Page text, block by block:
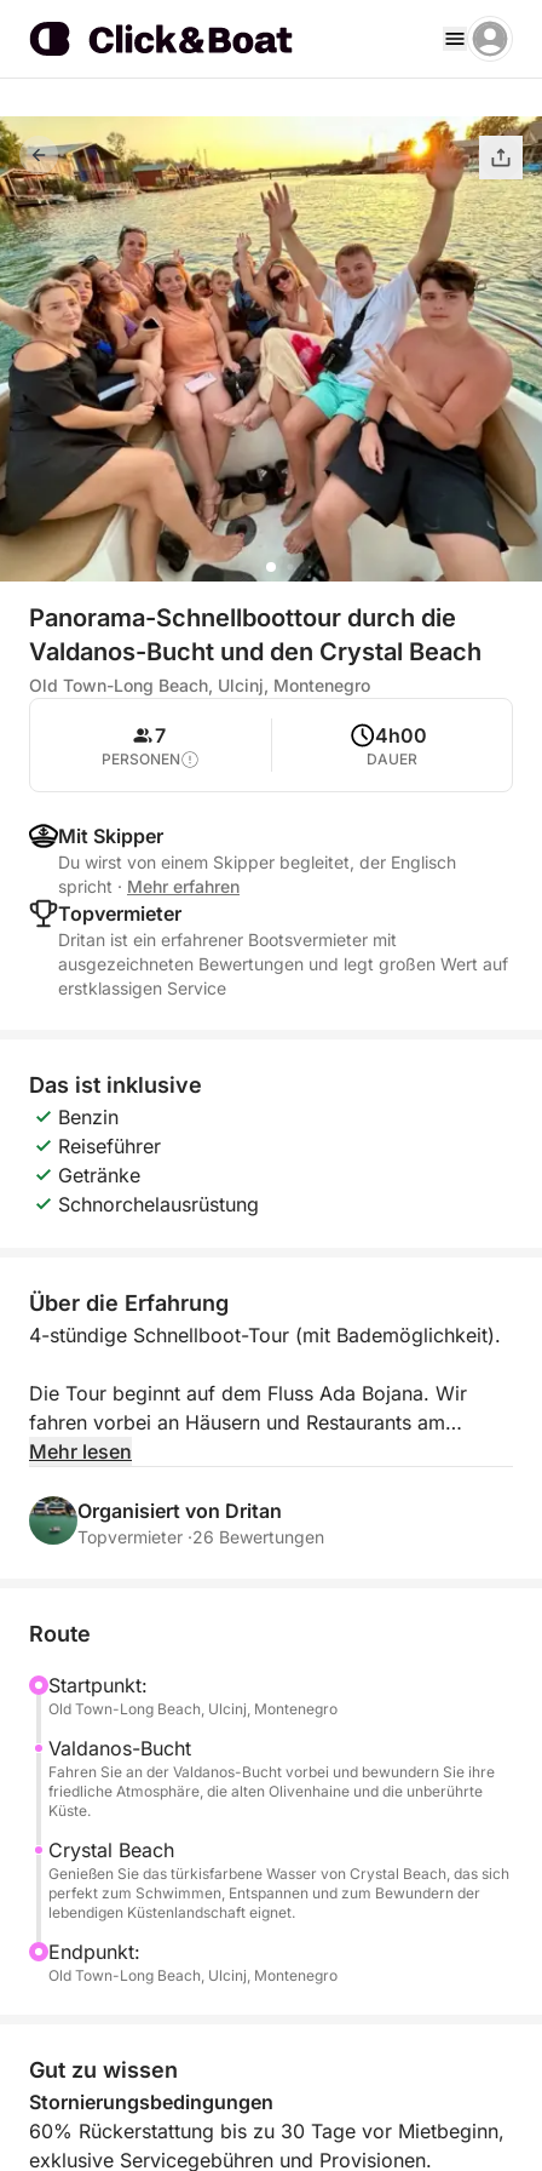
Panorama-Schnellboottour durch die
Valdanos-Bucht und den Crystal Beach
Old Town-Long Beach, Ulcinj, Montenegro
7
PERSONEN
4h00
DAUER
Mit Skipper
Du wirst von einem Skipper begleitet, der Englisch
spricht · Mehr erfahren
Topvermieter
Dritan ist ein erfahrener Bootsvermieter mit
ausgezeichneten Bewertungen und legt großen Wert auf
erstklassigen Service
Das ist inklusive
Benzin
Reiseführer
Getränke
Schnorchelausrüstung
Über die Erfahrung
4-stündige Schnellboot-Tour (mit Bademöglichkeit).
Die Tour beginnt auf dem Fluss Ada Bojana. Wir
fahren vorbei an Häusern und Restaurants am
Flussufer. Unterwegs sehen Sie das Haus der
gegenüberliegenden Seite der Ada Bojana, wo die
Landschaft naturbelassener ist, lassen sich oft
Anschließend geht es hinaus aufs offene Meer, wo
Küste des Langen Strandes von Ulcinj genießen
können.
Die Tour führt weiter entlang der Felsen der Insel
Djerane nach Ulcinj. Vom Meer aus sehen Sie die
Wir passieren auch den Valdanos-Strand und den
Kristallstrand, der für sein kristallklares Wasser
bekannt ist. Dort können Sie das Haus von Roman
Abramovich besichtigen.
um Ulcinj zu entdecken.
Während der gesamten Tour werden Sie von einem
ortskundigen Skipper begleitet, der Albanisch,
Mehr lesen
Organisiert von Dritan
Topvermieter ·26 Bewertungen
Route
Startpunkt:
Old Town-Long Beach, Ulcinj, Montenegro
Valdanos-Bucht
Fahren Sie an der Valdanos-Bucht vorbei und bewundern Sie ihre
friedliche Atmosphäre, die alten Olivenhaine und die unberührte
Küste.
Crystal Beach
Genießen Sie das türkisfarbene Wasser von Crystal Beach, das sich
perfekt zum Schwimmen, Entspannen und zum Bewundern der
lebendigen Küstenlandschaft eignet.
Endpunkt:
Old Town-Long Beach, Ulcinj, Montenegro
Gut zu wissen
Stornierungsbedingungen
60% Rückerstattung bis zu 30 Tage vor Mietbeginn,
exklusive Servicegebühren und Provisionen.